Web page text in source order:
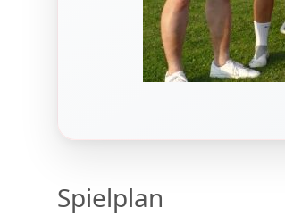
Spielplan